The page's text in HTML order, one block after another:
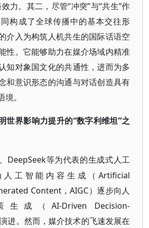
力。其二，尽管“冲突”与“共生”作
构成了全球传播中的基本交往形
介入为构筑人机共生的国际话语空
性。它能够助力在媒介场域内精准
知对象国文化的共通性，进而为多
和意识形态的沟通与对话创造具有
。
世界影响力提升的“数字利维坦”之
DeepSeek等为代表的生成式人工
工智能内容生成（Artificial
Content，AIGC）逐步向人
成（AI-Driven Decision-
进。然而，媒介技术的飞速发展在